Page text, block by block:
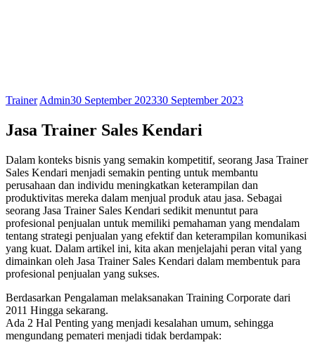
Trainer Admin30 September 202330 September 2023
Jasa Trainer Sales Kendari
Dalam konteks bisnis yang semakin kompetitif, seorang Jasa Trainer
Sales Kendari menjadi semakin penting untuk membantu
perusahaan dan individu meningkatkan keterampilan dan
produktivitas mereka dalam menjual produk atau jasa. Sebagai
seorang Jasa Trainer Sales Kendari sedikit menuntut para
profesional penjualan untuk memiliki pemahaman yang mendalam
tentang strategi penjualan yang efektif dan keterampilan komunikasi
yang kuat. Dalam artikel ini, kita akan menjelajahi peran vital yang
dimainkan oleh Jasa Trainer Sales Kendari dalam membentuk para
profesional penjualan yang sukses.
Berdasarkan Pengalaman melaksanakan Training Corporate dari
2011 Hingga sekarang.
Ada 2 Hal Penting yang menjadi kesalahan umum, sehingga
mengundang pemateri menjadi tidak berdampak: